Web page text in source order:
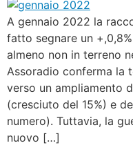
A gennaio 2022 la
fatto segnare un
almeno non in terreno
Assoradio conferma la
verso un ampliamento
(cresciuto del 15%) e
numero). Tuttavia, la
nuovo […]